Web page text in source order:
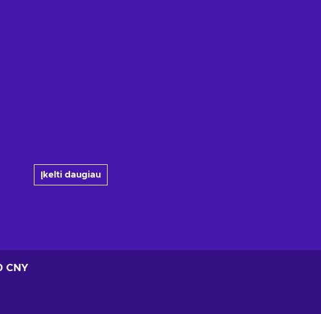
Įkelti daugiau
CNY